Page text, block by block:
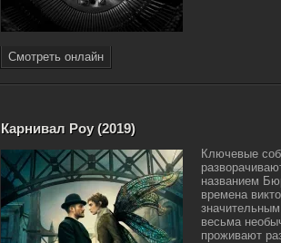
Смотреть онлайн
Карнивал Роу (2019)
Ключевые
названием
времена
весьма
проживают